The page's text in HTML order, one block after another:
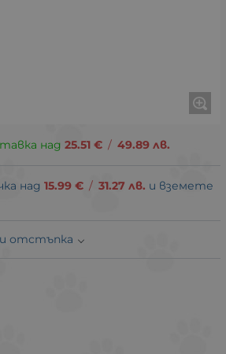
над 25.51 € / 49.89 лв.
над 15.99 € / 31.27 лв. и вземете
отстъпка